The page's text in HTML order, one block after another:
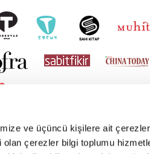
ve üçüncü kişilere ait çerezler
çerezler bilgi toplumu